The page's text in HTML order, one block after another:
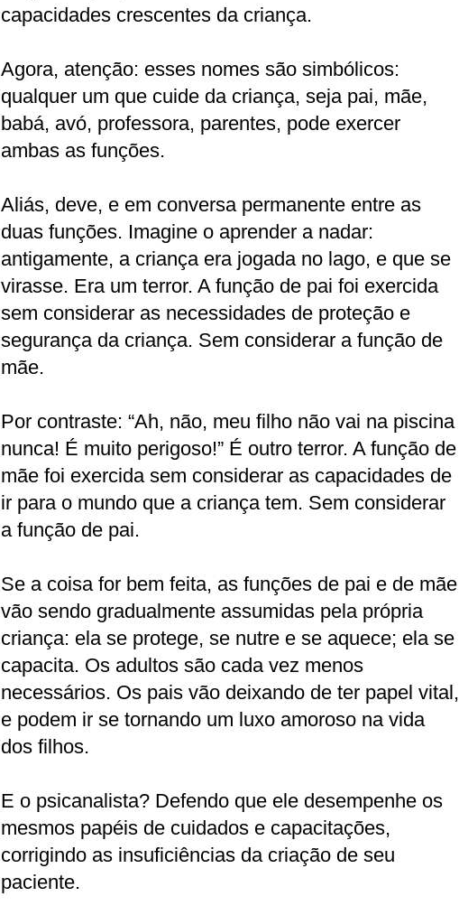
capacidades crescentes da criança.
Agora, atenção: esses nomes são simbólicos:
qualquer um que cuide da criança, seja pai, mãe,
babá, avó, professora, parentes, pode exercer
ambas as funções.
Aliás, deve, e em conversa permanente entre as
duas funções. Imagine o aprender a nadar:
antigamente, a criança era jogada no lago, e que se
virasse. Era um terror. A função de pai foi exercida
sem considerar as necessidades de proteção e
segurança da criança. Sem considerar a função de
mãe.
Por contraste: “Ah, não, meu filho não vai na piscina
nunca! É muito perigoso!” É outro terror. A função de
mãe foi exercida sem considerar as capacidades de
ir para o mundo que a criança tem. Sem considerar
a função de pai.
Se a coisa for bem feita, as funções de pai e de mãe
vão sendo gradualmente assumidas pela própria
criança: ela se protege, se nutre e se aquece; ela se
capacita. Os adultos são cada vez menos
necessários. Os pais vão deixando de ter papel vital,
e podem ir se tornando um luxo amoroso na vida
dos filhos.
E o psicanalista? Defendo que ele desempenhe os
mesmos papéis de cuidados e capacitações,
corrigindo as insuficiências da criação de seu
paciente.